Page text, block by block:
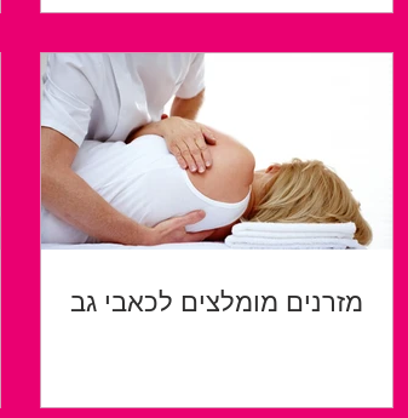
מזרנים מומלצים לכאבי גב